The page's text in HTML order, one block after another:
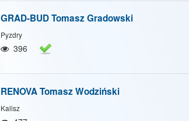
GRAD-BUD Tomasz Gradowski
Pyzdry
396
RENOVA Tomasz Wodziński
Kalisz